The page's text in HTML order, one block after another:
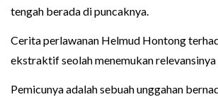
tengah berada di puncaknya.
Cerita perlawanan Helmud Hontong
ekstraktif seolah menemukan
Pemicunya adalah sebuah unggahan